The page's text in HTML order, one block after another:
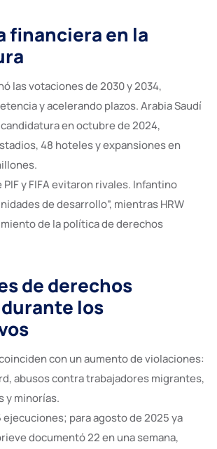
financiera en la
las votaciones de 2030 y 2034,
y acelerando plazos. Arabia Saudí
en octubre de 2024,
48 hoteles y expansiones en
y FIFA evitaron rivales. Infantino
de desarrollo”, mientras HRW
de la política de derechos
de derechos
los
con un aumento de violaciones:
abusos contra trabajadores migrantes,
y minorías.
ejecuciones; para agosto de 2025 ya
documentó 22 en una semana,